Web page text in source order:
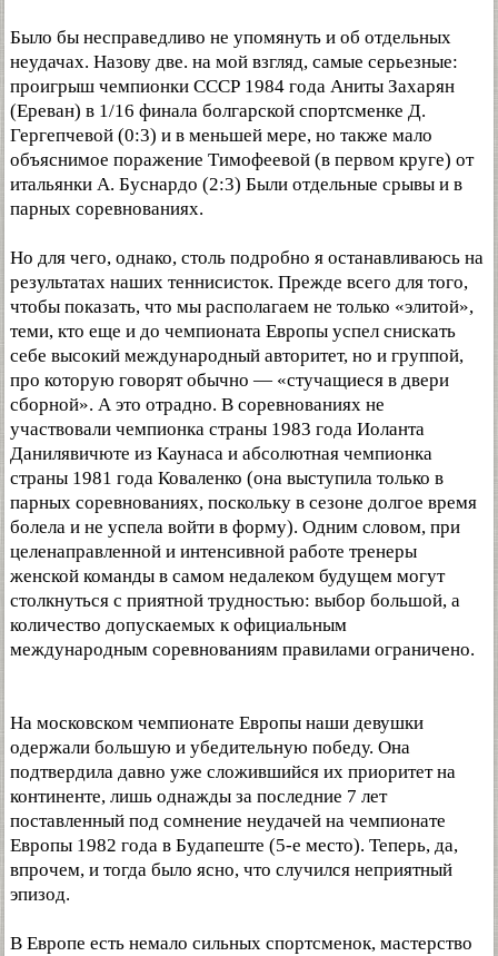
Было бы несправедливо не упомянуть и об отдельных
неудачах. Назову две. на мой взгляд, самые серьезные:
проигрыш чемпионки СССР 1984 года Аниты Захарян
(Ереван) в 1/16 финала болгарской спортсменке Д.
Гергепчевой (0:3) и в меньшей мере, но также мало
объяснимое поражение Тимофеевой (в первом круге) от
итальянки А. Буснардо (2:3) Были отдельные срывы и в
парных соревнованиях.
Но для чего, однако, столь подробно я останавливаюсь на
результатах наших теннисисток. Прежде всего для того,
чтобы показать, что мы располагаем не только «элитой»,
теми, кто еще и до чемпионата Европы успел снискать
себе высокий международный авторитет, но и группой,
про которую говорят обычно — «стучащиеся в двери
сборной». А это отрадно. В соревнованиях не
участвовали чемпионка страны 1983 года Иоланта
Данилявичюте из Каунаса и абсолютная чемпионка
страны 1981 года Коваленко (она выступила только в
парных соревнованиях, поскольку в сезоне долгое время
болела и не успела войти в форму). Одним словом, при
целенаправленной и интенсивной работе тренеры
женской команды в самом недалеком будущем могут
столкнуться с приятной трудностью: выбор большой, а
количество допускаемых к официальным
международным соревнованиям правилами ограничено.
На московском чемпионате Европы наши девушки
одержали большую и убедительную победу. Она
подтвердила давно уже сложившийся их приоритет на
континенте, лишь однажды за последние 7 лет
поставленный под сомнение неудачей на чемпионате
Европы 1982 года в Будапеште (5-е место). Теперь, да,
впрочем, и тогда было ясно, что случился неприятный
эпизод.
В Европе есть немало сильных спортсменок, мастерство